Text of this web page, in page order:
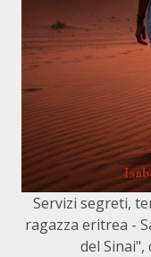
Servizi segreti,
ragazza eritrea -
del Sinai",